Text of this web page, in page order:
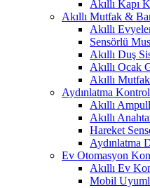
Akıllı Kapı
Akıllı Mutfak &
Akıllı
Sensörlü
Akıllı Duş
Akıllı Ocak
Akıllı
Aydınlatma
Akıllı
Akıllı
Hareket
Aydınlatma
Ev Otomasyon
Akıllı Ev
Mobil